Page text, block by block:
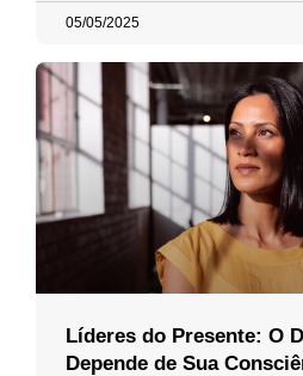
05/05/2025
Líderes do Presente: O
Depende de Sua